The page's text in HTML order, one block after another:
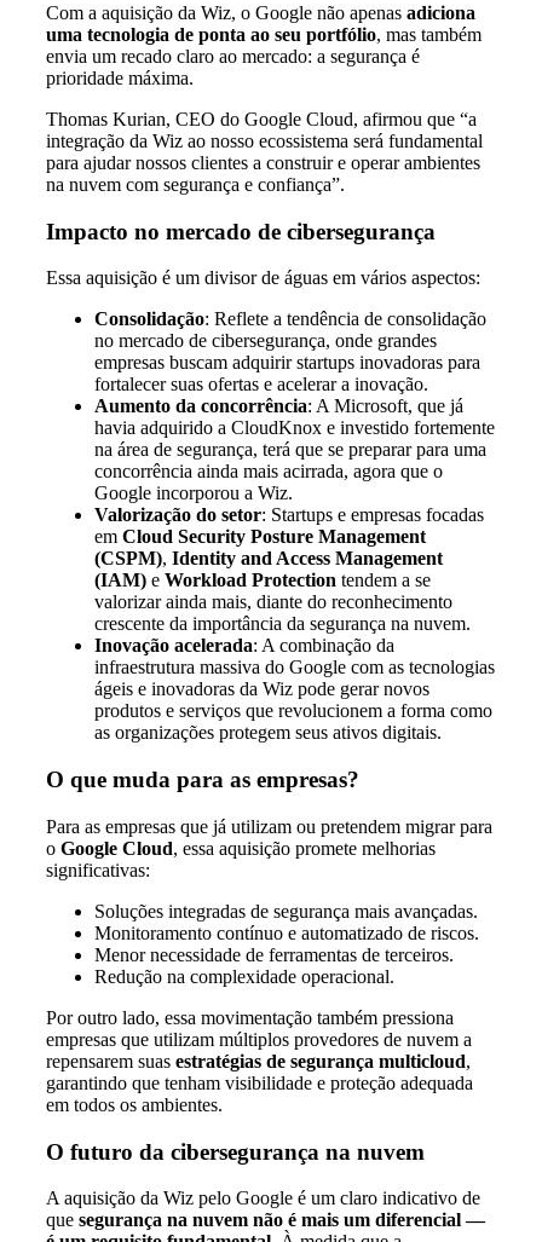
Com a aquisição da Wiz, o Google não apenas adiciona
uma tecnologia de ponta ao seu portfólio, mas também
envia um recado claro ao mercado: a segurança é
prioridade máxima.
Thomas Kurian, CEO do Google Cloud, afirmou que “a
integração da Wiz ao nosso ecossistema será fundamental
para ajudar nossos clientes a construir e operar ambientes
na nuvem com segurança e confiança”.
Impacto no mercado de cibersegurança
Essa aquisição é um divisor de águas em vários aspectos:
Consolidação: Reflete a tendência de consolidação
no mercado de cibersegurança, onde grandes
empresas buscam adquirir startups inovadoras para
fortalecer suas ofertas e acelerar a inovação.
Aumento da concorrência: A Microsoft, que já
havia adquirido a CloudKnox e investido fortemente
na área de segurança, terá que se preparar para uma
concorrência ainda mais acirrada, agora que o
Google incorporou a Wiz.
Valorização do setor: Startups e empresas focadas
em Cloud Security Posture Management
(CSPM), Identity and Access Management
(IAM) e Workload Protection tendem a se
valorizar ainda mais, diante do reconhecimento
crescente da importância da segurança na nuvem.
Inovação acelerada: A combinação da
infraestrutura massiva do Google com as tecnologias
ágeis e inovadoras da Wiz pode gerar novos
produtos e serviços que revolucionem a forma como
as organizações protegem seus ativos digitais.
O que muda para as empresas?
Para as empresas que já utilizam ou pretendem migrar para
o Google Cloud, essa aquisição promete melhorias
significativas:
Soluções integradas de segurança mais avançadas.
Monitoramento contínuo e automatizado de riscos.
Menor necessidade de ferramentas de terceiros.
Redução na complexidade operacional.
Por outro lado, essa movimentação também pressiona
empresas que utilizam múltiplos provedores de nuvem a
repensarem suas estratégias de segurança multicloud,
garantindo que tenham visibilidade e proteção adequada
em todos os ambientes.
O futuro da cibersegurança na nuvem
A aquisição da Wiz pelo Google é um claro indicativo de
que segurança na nuvem não é mais um diferencial —